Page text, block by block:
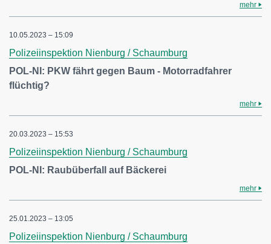
mehr
10.05.2023 – 15:09
Polizeiinspektion Nienburg / Schaumburg
POL-NI: PKW fährt gegen Baum - Motorradfahrer
flüchtig?
mehr
20.03.2023 – 15:53
Polizeiinspektion Nienburg / Schaumburg
POL-NI: Raubüberfall auf Bäckerei
mehr
25.01.2023 – 13:05
Polizeiinspektion Nienburg / Schaumburg